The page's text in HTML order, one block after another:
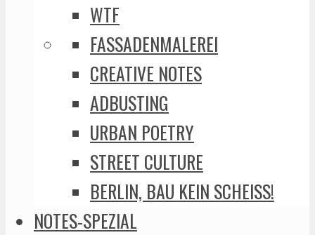
WTF
FASSADENMALEREI
CREATIVE NOTES
ADBUSTING
URBAN POETRY
STREET CULTURE
BERLIN, BAU KEIN SCHEISS!
NOTES-SPEZIAL